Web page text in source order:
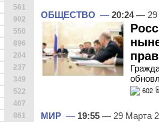
561
902
550
896
204
237
349
522
407
861
ОБЩЕСТВО — 20:24— 29
602
МИР — 19:55 — 29 Марта